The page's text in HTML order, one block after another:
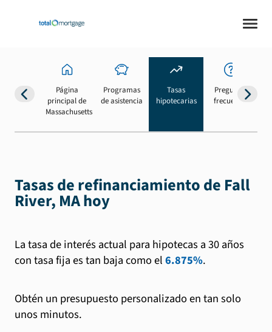
Página
principal de
Massachusetts
Programas
de asistencia
Tasas
hipotecarias
Preguntas
frecuentes
Tasas de refinanciamiento de Fall
River, MA hoy
La tasa de interés actual para hipotecas a 30 años
con tasa fija es tan baja como el6.875%.
Obtén un presupuesto personalizado en tan solo
unos minutos.